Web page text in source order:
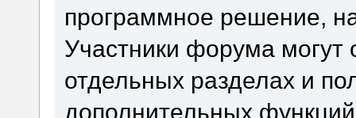
программное решение,
Участники форума
отдельных разделах и
дополнительных